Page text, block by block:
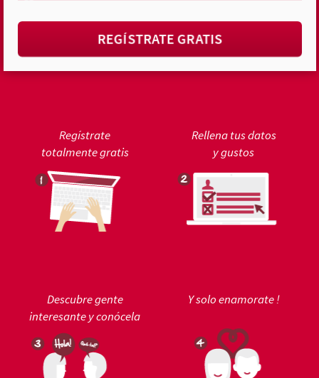
REGÍSTRATE GRATIS
Regístrate
totalmente gratis
Rellena tus datos
y gustos
Descubre gente
interesante y conócela
Y solo enamorate !